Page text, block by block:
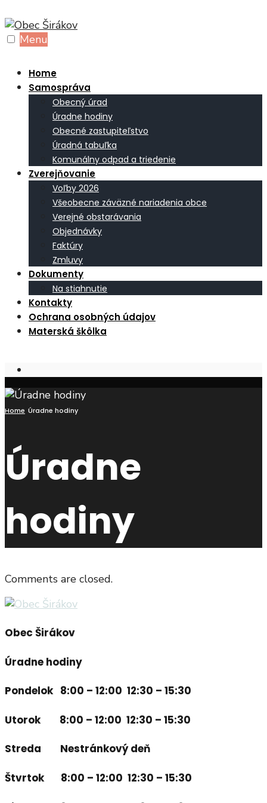
Skip
to Menu
Home
Samospráva
Obecný úrad
Úradne hodiny
Obecné zastupiteľstvo
Úradná tabuľka
Komunálny odpad a triedenie
Zverejňovanie
Voľby 2026
Všeobecne záväzné nariadenia obce
Verejné obstarávania
Objednávky
Faktúry
Zmluvy
Dokumenty
Na stiahnutie
Kontakty
Ochrana osobných údajov
Materská škôlka
Window
Home Úradne hodiny
Úradne
hodiny
Comments are closed.
Obec Širákov
Úradne hodiny
Pondelok 8:00 – 12:00 12:30 – 15:30
Utorok 8:00 – 12:00 12:30 – 15:30
Streda Nestránkový deň
Štvrtok 8:00 – 12:00 12:30 – 15:30